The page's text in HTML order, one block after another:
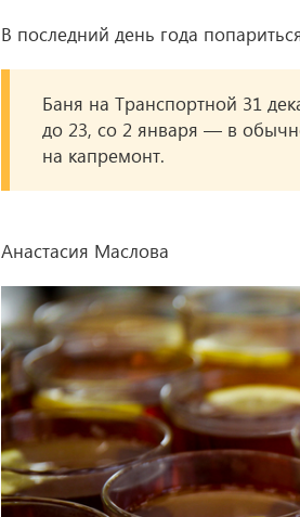
В последний день года
Баня на Транспортной 31
до 23, со 2 января — в
на капремонт.
Анастасия Маслова